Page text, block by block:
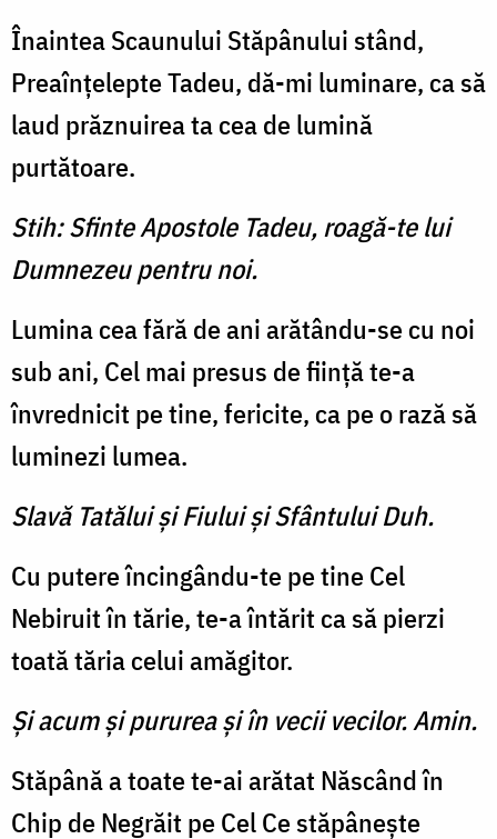
Înaintea Scaunului Stăpânului stând,
Preaînţelepte Tadeu, dă-mi luminare, ca să
laud prăznuirea ta cea de lumină
purtătoare.
Stih: Sfinte Apostole Tadeu, roagă-te lui
Dumnezeu pentru noi.
Lumina cea fără de ani arătându-se cu noi
sub ani, Cel mai presus de fiinţă te-a
învrednicit pe tine, fericite, ca pe o rază să
luminezi lumea.
Slavă Tatălui şi Fiului şi Sfântului Duh.
Cu putere încingându-te pe tine Cel
Nebiruit în tărie, te-a întărit ca să pierzi
toată tăria celui amăgitor.
Şi acum şi pururea şi în vecii vecilor. Amin.
Stăpână a toate te-ai arătat Născând în
Chip de Negrăit pe Cel Ce stăpâneşte